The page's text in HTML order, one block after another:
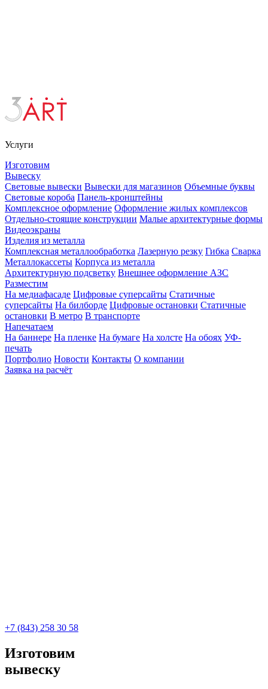
Услуги
Изготовим
Вывеску
Световые вывески Вывески для магазинов Объемные буквы
Световые короба Панель-кронштейны
Комплексное оформление Оформление жилых комплексов
Отдельно-стоящие конструкции Малые архитектурные формы
Видеоэкраны
Изделия из металла
Комплексная металлообработка Лазерную резку Гибка Сварка
Металлокассеты Корпуса из металла
Архитектурную подсветку Внешнее оформление АЗС
Разместим
На медиафасаде Цифровые суперсайты Статичные
суперсайты На билборде Цифровые остановки Статичные
остановки В метро В транспорте
Напечатаем
На баннере На пленке На бумаге На холсте На обоях УФ-
печать
Портфолио Новости Контакты О компании
Заявка на расчёт
+7 (843) 258 30 58
Изготовим
вывеску